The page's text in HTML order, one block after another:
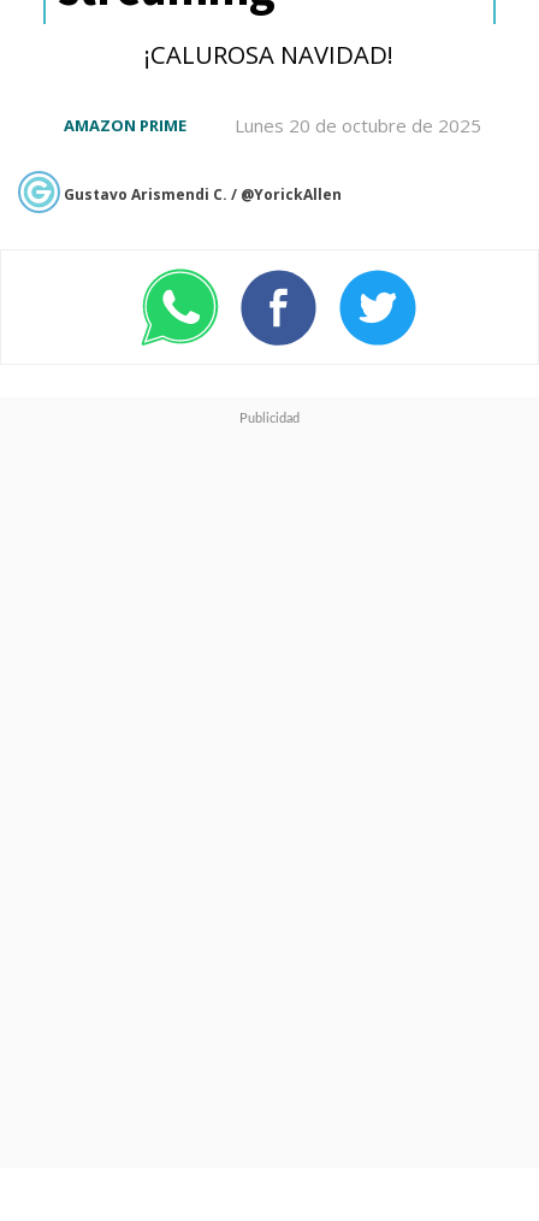
¡CALUROSA NAVIDAD!
Lunes 20 de octubre de 2025
AMAZON PRIME
Gustavo Arismendi C. / @YorickAllen